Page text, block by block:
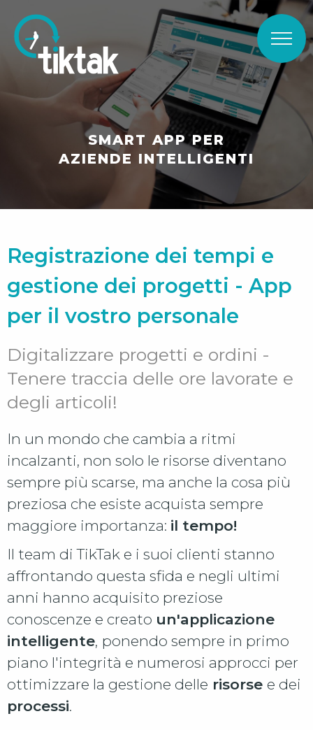
SMART APP PER
AZIENDE INTELLIGENTI
Registrazione dei tempi e
gestione dei progetti - App
per il vostro personale
Digitalizzare progetti e ordini -
Tenere traccia delle ore lavorate e
degli articoli!
In un mondo che cambia a ritmi
incalzanti, non solo le risorse diventano
sempre più scarse, ma anche la cosa più
preziosa che esiste acquista sempre
maggiore importanza: il tempo!
Il team di TikTak e i suoi clienti stanno
affrontando questa sfida e negli ultimi
anni hanno acquisito preziose
conoscenze e creato un'applicazione
intelligente, ponendo sempre in primo
piano l'integrità e numerosi approcci per
ottimizzare la gestione delle risorse e dei
processi.